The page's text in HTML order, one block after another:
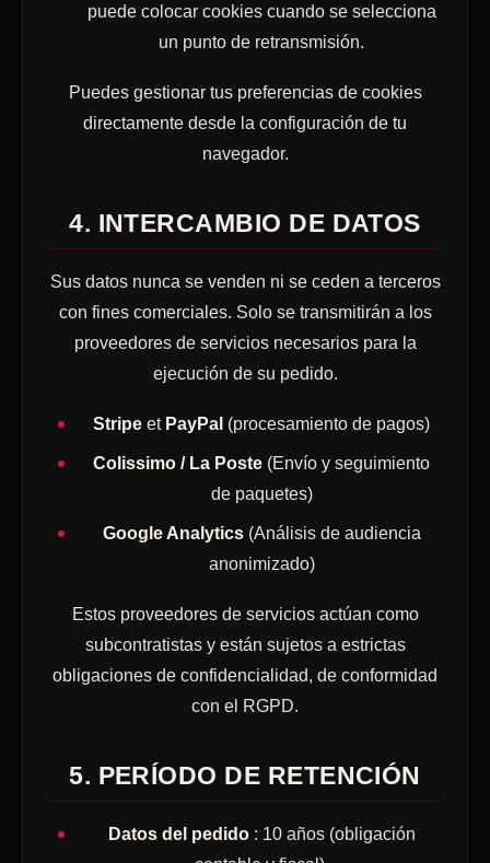
puede colocar cookies cuando se selecciona
un punto de retransmisión.
Puedes gestionar tus preferencias de cookies
directamente desde la configuración de tu
navegador.
4. INTERCAMBIO DE DATOS
Sus datos nunca se venden ni se ceden a terceros
con fines comerciales. Solo se transmitirán a los
proveedores de servicios necesarios para la
ejecución de su pedido.
Stripe et PayPal (procesamiento de pagos)
Colissimo / La Poste (Envío y seguimiento
de paquetes)
Google Analytics(Análisis de audiencia
anonimizado)
Estos proveedores de servicios actúan como
subcontratistas y están sujetos a estrictas
obligaciones de confidencialidad, de conformidad
con el RGPD.
5. PERÍODO DE RETENCIÓN
Datos del pedido: 10 años (obligación